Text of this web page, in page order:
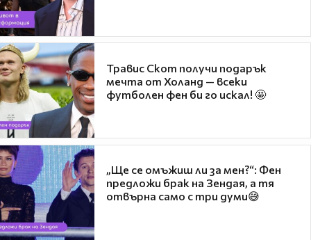
Травис Скот получи подарък
мечта от Холанд — всеки
футболен фен би го искал! 🤩
„Ще се омъжиш ли за мен?“: Фен
предложи брак на Зендая, а тя
отвърна само с три думи😅